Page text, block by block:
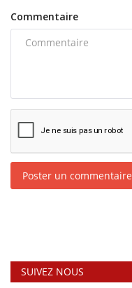
Commentaire
Poster un commentaire
SUIVEZ NOUS